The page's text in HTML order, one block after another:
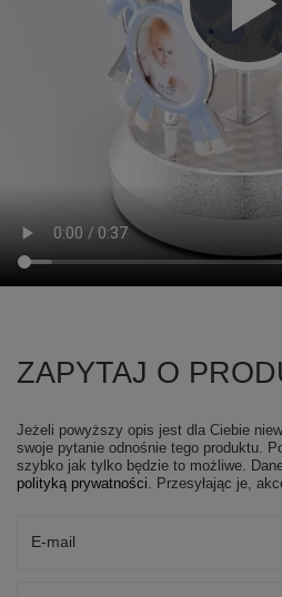
ZAPYTAJ O
Jeżeli powyższy opis jest dla Ciebie
swoje pytanie odnośnie tego produktu.
szybko jak tylko będzie to możliwe.
polityką prywatności . Przesyłając je,
E-mail